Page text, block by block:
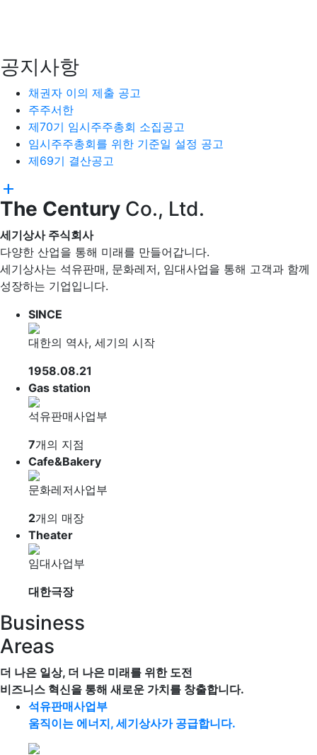
공지사항
채권자 이의 제출 공고
주주서한
제70기 임시주주총회 소집공고
임시주주총회를 위한 기준일 설정 공고
제69기 결산공고
add
The Century Co., Ltd.
세기상사 주식회사
다양한 산업을 통해 미래를 만들어갑니다.
세기상사는 석유판매, 문화레저, 임대사업을 통해 고객과 함께
성장하는 기업입니다.
SINCE
대한의 역사, 세기의 시작
1958.08.21
Gas station
석유판매사업부
7개의 지점
Cafe&Bakery
문화레저사업부
2개의 매장
Theater
임대사업부
대한극장
Business
Areas
더 나은 일상, 더 나은 미래를 위한 도전
비즈니스 혁신을 통해 새로운 가치를 창출합니다.
석유판매사업부
움직이는 에너지, 세기상사가 공급합니다.